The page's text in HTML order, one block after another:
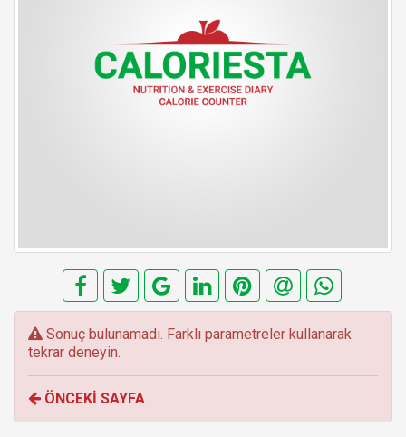
E
r
o
r
:
Sonuç bulunamadı. Farklı parametreler kullanarak
tekrar deneyin.
ÖNCEKİ SAYFA